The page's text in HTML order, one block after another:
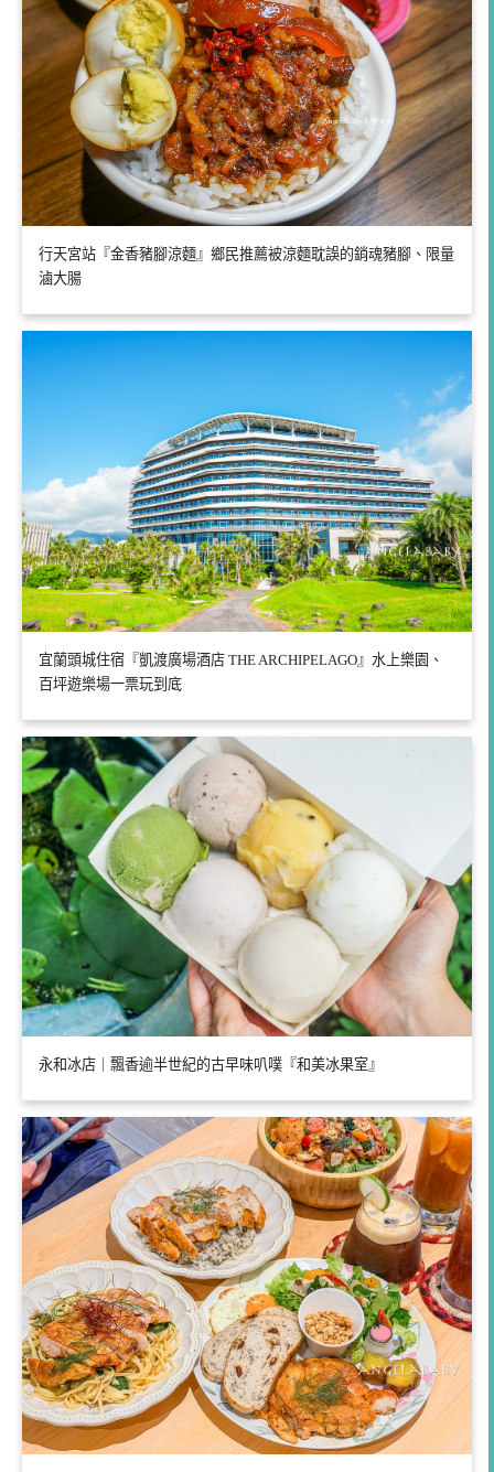
行天宮站『金香豬腳涼麵』鄉民推薦被涼麵耽誤的銷魂豬腳、限量
滷大腸
宜蘭頭城住宿『凱渡廣場酒店 THE ARCHIPELAGO』水上樂園、
百坪遊樂場一票玩到底
永和冰店｜飄香逾半世紀的古早味叭噗『和美冰果室』